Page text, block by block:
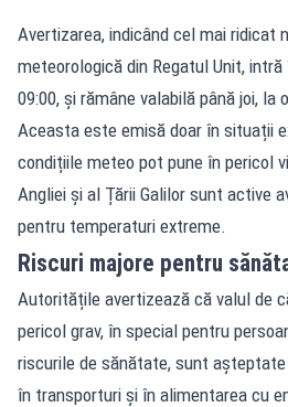
Avertizarea, indicând cel mai ridicat
meteorologică din Regatul Unit,
09:00, și rămâne valabilă până joi, la
Aceasta este emisă doar în situații
condițiile meteo pot pune în pericol
Angliei și al Țării Galilor sunt active
pentru temperaturi extreme.
Riscuri majore pentru
Autoritățile avertizează că valul de
pericol grav, în special pentru
riscurile de sănătate, sunt
în transporturi și în alimentarea cu